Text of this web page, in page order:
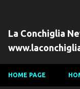
La Conchiglia
HOME PAGE